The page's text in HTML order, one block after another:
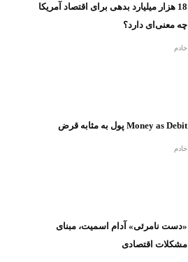
18 هزار میلیارد بدهی برای اقتصاد آمریکا
چه معنی‌ای دارد؟
خادم
Money as Debit پول به مثابه قرض
خادم
«دست نامرئی» آدام اسمیت، مبنای
مشکلات اقتصادی